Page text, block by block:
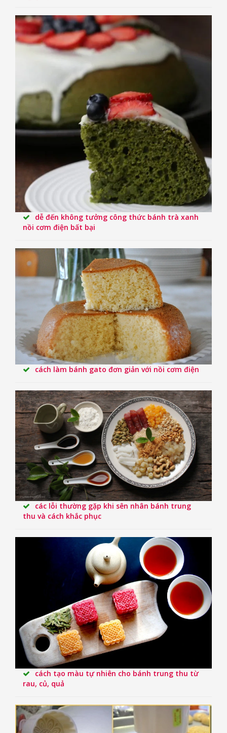
dễ đến không tưởng công thức bánh trà xanh
nồi cơm điện bất bại
cách làm bánh gato đơn giản với nồi cơm điện
các lỗi thường gặp khi sên nhân bánh trung
thu và cách khắc phục
cách tạo màu tự nhiên cho bánh trung thu từ
rau, củ, quả